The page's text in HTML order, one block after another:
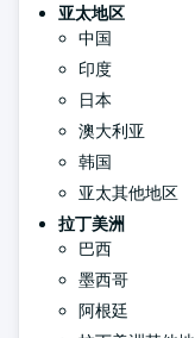
亚太地区
中国
印度
日本
澳大利亚
韩国
亚太其他地区
拉丁美洲
巴西
墨西哥
阿根廷